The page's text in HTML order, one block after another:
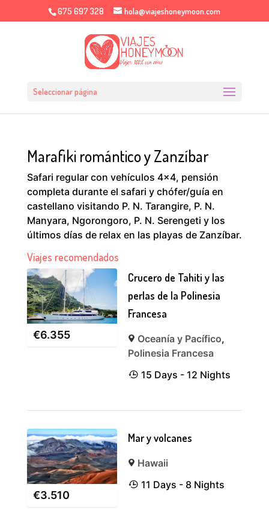
675 697 328 hola@viajeshoneymoon.com
Seleccionar página
Marafiki romántico y Zanzíbar
Safari regular con vehículos 4×4, pensión
completa durante el safari y chófer/guía en
castellano visitando P. N. Tarangire, P. N.
Manyara, Ngorongoro, P. N. Serengeti y los
últimos días de relax en las playas de Zanzíbar.
Viajes recomendados
€6.355
Crucero de Tahiti y las
perlas de la Polinesia
Francesa
Oceanía y Pacífico,
Polinesia Francesa
15 Days - 12 Nights
€3.510
Mar y volcanes
Hawaii
11 Days - 8 Nights